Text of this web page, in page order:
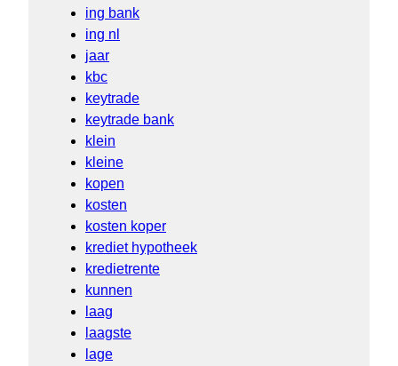
ing bank
ing nl
jaar
kbc
keytrade
keytrade bank
klein
kleine
kopen
kosten
kosten koper
krediet hypotheek
kredietrente
kunnen
laag
laagste
lage